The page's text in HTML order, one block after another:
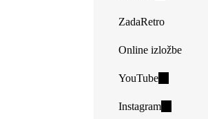
external)
ZadaRetro
Online izložbe
YouTube(link
external)
Instagram(link